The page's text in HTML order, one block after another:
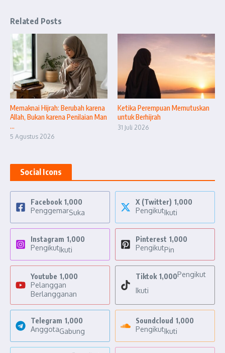
Related Posts
Memaknai Hijrah: Berubah karena
Allah, Bukan karena Penilaian Man
...
5 Agustus 2026
Ketika Perempuan Memutuskan
untuk Berhijrah
31 Juli 2026
Social Icons
Facebook 1,000
PenggemarSuka
X (Twitter) 1,000
PengikutIkuti
Instagram 1,000
PengikutIkuti
Pinterest 1,000
PengikutPin
Youtube 1,000
Pelanggan
Berlangganan
Tiktok 1,000Pengikut
Ikuti
Telegram 1,000
AnggotaGabung
Soundcloud 1,000
PengikutIkuti